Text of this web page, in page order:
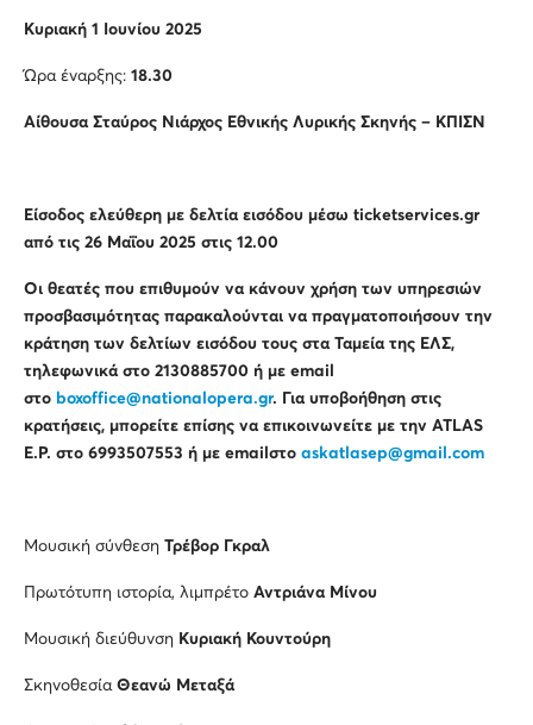
Κυριακή 1 Ιουνίου 2025
Ώρα έναρξης: 18.30
Αίθουσα Σταύρος Νιάρχος Εθνικής Λυρικής Σκηνής – ΚΠΙΣΝ
Είσοδος ελεύθερη με δελτία εισόδου μέσω ticketservices.gr
από τις 26 Μαΐου 2025 στις 12.00
Οι θεατές που επιθυμούν να κάνουν χρήση των υπηρεσιών
προσβασιμότητας παρακαλούνται να πραγματοποιήσουν την
κράτηση των δελτίων εισόδου τους στα Ταμεία της ΕΛΣ,
τηλεφωνικά στο 2130885700 ή με email
στο boxoffice@nationalopera.gr. Για υποβοήθηση στις
κρατήσεις, μπορείτε επίσης να επικοινωνείτε με την ATLAS
E.P. στο 6993507553 ή με emailστο askatlasep@gmail.com
Μουσική σύνθεση Τρέβορ Γκραλ
Πρωτότυπη ιστορία, λιμπρέτο Αντριάνα Μίνου
Μουσική διεύθυνση Κυριακή Κουντούρη
Σκηνοθεσία Θεανώ Μεταξά